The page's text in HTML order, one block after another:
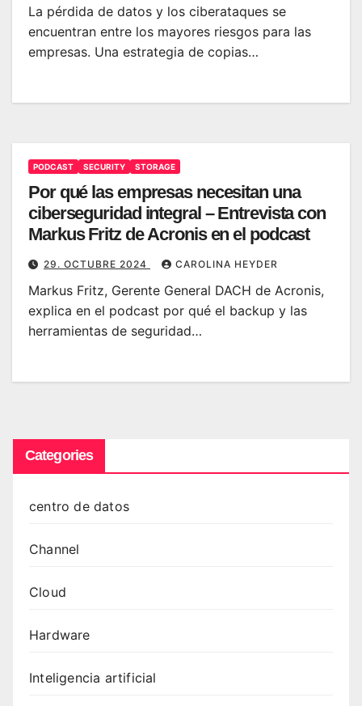
La pérdida de datos y los ciberataques se
encuentran entre los mayores riesgos para las
empresas. Una estrategia de copias…
PODCAST SECURITY STORAGE
Por qué las empresas necesitan una
ciberseguridad integral – Entrevista con
Markus Fritz de Acronis en el podcast
29. OCTUBRE 2024 CAROLINA HEYDER
Markus Fritz, Gerente General DACH de Acronis,
explica en el podcast por qué el backup y las
herramientas de seguridad…
Categories
centro de datos
Channel
Cloud
Hardware
Inteligencia artificial